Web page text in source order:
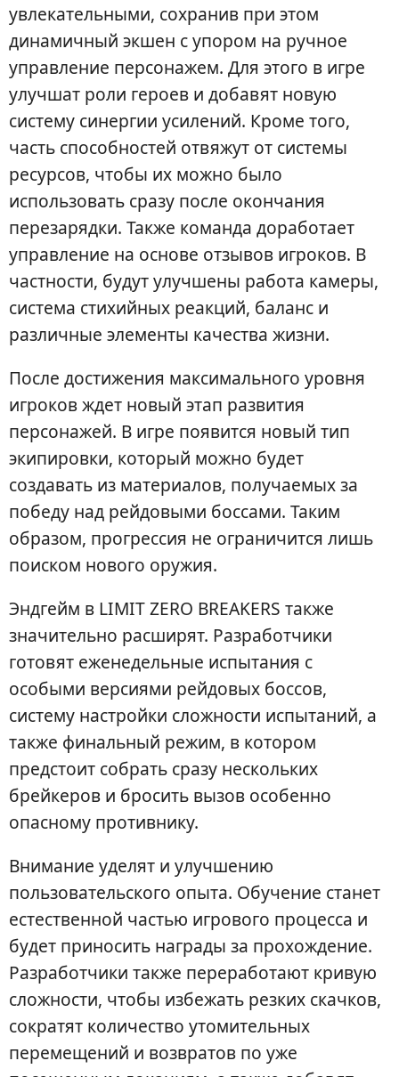
увлекательными, сохранив при этом
динамичный экшен с упором на ручное
управление персонажем. Для этого в игре
улучшат роли героев и добавят новую
систему синергии усилений. Кроме того,
часть способностей отвяжут от системы
ресурсов, чтобы их можно было
использовать сразу после окончания
перезарядки. Также команда доработает
управление на основе отзывов игроков. В
частности, будут улучшены работа камеры,
система стихийных реакций, баланс и
различные элементы качества жизни.
После достижения максимального уровня
игроков ждет новый этап развития
персонажей. В игре появится новый тип
экипировки, который можно будет
создавать из материалов, получаемых за
победу над рейдовыми боссами. Таким
образом, прогрессия не ограничится лишь
поиском нового оружия.
Эндгейм в LIMIT ZERO BREAKERS также
значительно расширят. Разработчики
готовят еженедельные испытания с
особыми версиями рейдовых боссов,
систему настройки сложности испытаний, а
также финальный режим, в котором
предстоит собрать сразу нескольких
брейкеров и бросить вызов особенно
опасному противнику.
Внимание уделят и улучшению
пользовательского опыта. Обучение станет
естественной частью игрового процесса и
будет приносить награды за прохождение.
Разработчики также переработают кривую
сложности, чтобы избежать резких скачков,
сократят количество утомительных
перемещений и возвратов по уже